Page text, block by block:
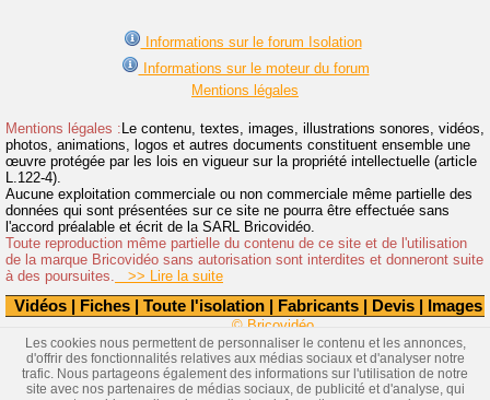
Vidéos | Fiches | Toute l'isolation | Fabricants | Devis | Images
Informations sur le forum Isolation
Informations sur le moteur du forum
Mentions légales
Mentions légales : Le contenu, textes, images, illustrations sonores, vidéos,
photos, animations, logos et autres documents constituent ensemble une
œuvre protégée par les lois en vigueur sur la propriété intellectuelle (article
L.122-4).
Aucune exploitation commerciale ou non commerciale même partielle des
données qui sont présentées sur ce site ne pourra être effectuée sans
l'accord préalable et écrit de la SARL Bricovidéo.
Toute reproduction même partielle du contenu de ce site et de l'utilisation
de la marque Bricovidéo sans autorisation sont interdites et donneront suite
à des poursuites. >> Lire la suite
© Bricovidéo
Les cookies nous permettent de personnaliser le contenu et les annonces,
d'offrir des fonctionnalités relatives aux médias sociaux et d'analyser notre
trafic. Nous partageons également des informations sur l'utilisation de notre
site avec nos partenaires de médias sociaux, de publicité et d'analyse, qui